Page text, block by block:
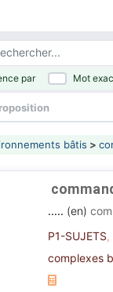
par Mot
bâtis >
..... (en)
P1-SUJETS
complexes